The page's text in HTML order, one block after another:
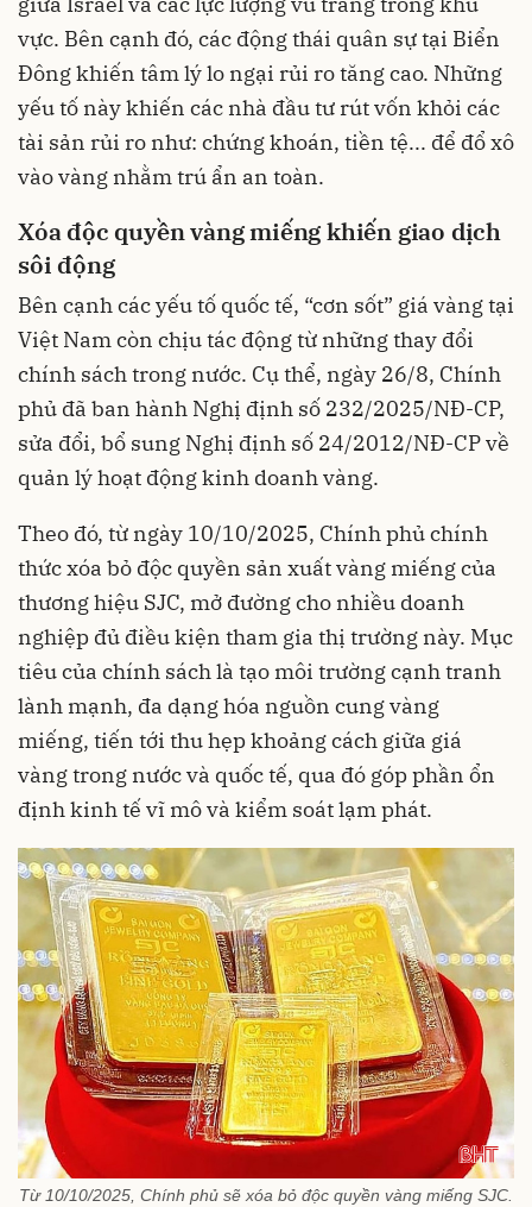
vực. Bên cạnh đó, các động thái quân sự tại Biển
Đông khiến tâm lý lo ngại rủi ro tăng cao. Những
yếu tố này khiến các nhà đầu tư rút vốn khỏi các
tài sản rủi ro như: chứng khoán, tiền tệ... để đổ xô
vào vàng nhằm trú ẩn an toàn.
Xóa độc quyền vàng miếng khiến giao dịch
sôi động
Bên cạnh các yếu tố quốc tế, “cơn sốt” giá vàng tại
Việt Nam còn chịu tác động từ những thay đổi
chính sách trong nước. Cụ thể, ngày 26/8, Chính
phủ đã ban hành Nghị định số 232/2025/NĐ-CP,
sửa đổi, bổ sung Nghị định số 24/2012/NĐ-CP về
quản lý hoạt động kinh doanh vàng.
Theo đó, từ ngày 10/10/2025, Chính phủ chính
thức xóa bỏ độc quyền sản xuất vàng miếng của
thương hiệu SJC, mở đường cho nhiều doanh
nghiệp đủ điều kiện tham gia thị trường này. Mục
tiêu của chính sách là tạo môi trường cạnh tranh
lành mạnh, đa dạng hóa nguồn cung vàng
miếng, tiến tới thu hẹp khoảng cách giữa giá
vàng trong nước và quốc tế, qua đó góp phần ổn
định kinh tế vĩ mô và kiểm soát lạm phát.
Từ 10/10/2025, Chính phủ sẽ xóa bỏ độc quyền vàng miếng SJC.